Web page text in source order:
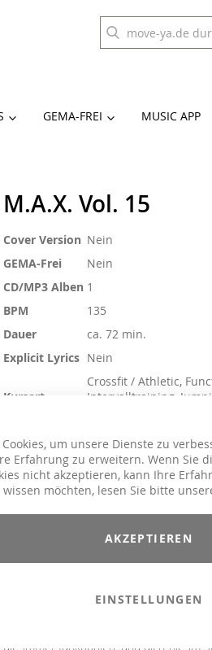
um unsere Dienste zu
Erfahrung zu erweitern. Wenn Sie
nicht akzeptieren, kann Ihre
möchten, lesen Sie bitte
AKZEPTIEREN
EINSTELLUNGEN
GEMA-FREI MUSIC APP
M.A.X. Vol. 15
Weitere
Cover Version Nein
GEMA-Frei
Nein
CD/MP3 Alben 1
BPM
135
Dauer
ca. 72 min.
Explicit Lyrics Nein
Kursart
Crossfit / Athletic,
Intervalltraining,
Genre
Charts Hits / Pop,
House / Deep House
26,90 €
Erinnerst du dich, wie du mit neuer
Ansagen, knackigen Remixen und jeder
die immer funktioniert und dich nie im